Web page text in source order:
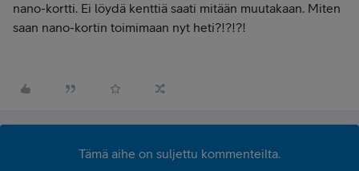
nano-kortti. Ei löydä kenttiä saati mitään muutakaan. Miten
saan nano-kortin toimimaan nyt heti?!?!?!
Tämä aihe on suljettu kommenteilta.